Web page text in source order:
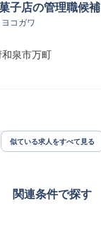
子店の管理職候補
コガワ
泉市万町
似ている求人をすべて見る
関連条件で探す